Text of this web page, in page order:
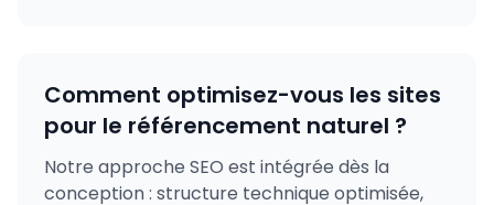
Comment optimisez-vous les sites
pour le référencement naturel ?
Notre approche SEO est intégrée dès la
conception : structure technique optimisée,